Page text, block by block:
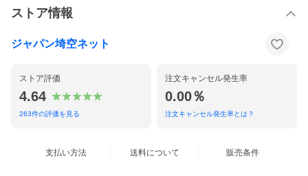
ストア情報
ジャパン埼空ネット
ストア評価
4.64
263件の評価を見る
注文キャンセル発生率
0.00％
注文キャンセル発生率とは？
支払い方法 送料について 販売条件